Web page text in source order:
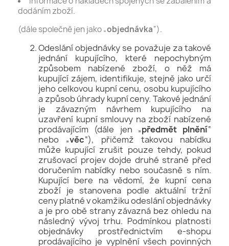
dodáním zboží.
(dále společně jen jako „objednávka“).
Odeslání objednávky se považuje za takové
jednání kupujícího, které nepochybným
způsobem nabízené zboží, o něž má
kupující zájem, identifikuje, stejně jako určí
jeho celkovou kupní cenu, osobu kupujícího
a způsob úhrady kupní ceny. Takové jednání
je závazným návrhem kupujícího na
uzavření kupní smlouvy na zboží nabízené
prodávajícím (dále jen „předmět plnění“
nebo „věc“), přičemž takovou nabídku
může kupující zrušit pouze tehdy, pokud
zrušovací projev dojde druhé straně před
doručením nabídky nebo současně s ním.
Kupující bere na vědomí, že kupní cena
zboží je stanovena podle aktuální tržní
ceny platné v okamžiku odeslání objednávky
a je pro obě strany závazná bez ohledu na
následný vývoj trhu. Podmínkou platnosti
objednávky prostřednictvím e-shopu
prodávajícího je vyplnění všech povinných